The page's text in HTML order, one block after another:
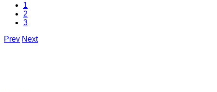
1
2
3
Prev Next